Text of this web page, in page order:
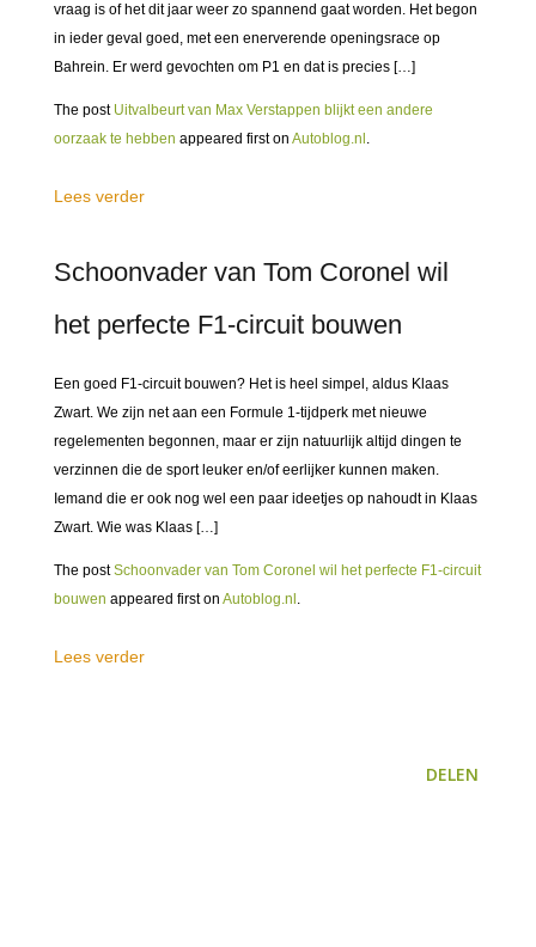
vraag is of het dit jaar weer zo spannend gaat worden. Het begon
in ieder geval goed, met een enerverende openingsrace op
Bahrein. Er werd gevochten om P1 en dat is precies […]
The post Uitvalbeurt van Max Verstappen blijkt een andere
oorzaak te hebben appeared first on Autoblog.nl .
Lees verder
Schoonvader van Tom Coronel wil
het perfecte F1-circuit bouwen
Een goed F1-circuit bouwen? Het is heel simpel, aldus Klaas
Zwart. We zijn net aan een Formule 1-tijdperk met nieuwe
regelementen begonnen, maar er zijn natuurlijk altijd dingen te
verzinnen die de sport leuker en/of eerlijker kunnen maken.
Iemand die er ook nog wel een paar ideetjes op nahoudt in Klaas
Zwart. Wie was Klaas […]
The postSchoonvader van Tom Coronel wil het perfecte F1-circuit
bouwen appeared first on Autoblog.nl .
Lees verder
DELEN